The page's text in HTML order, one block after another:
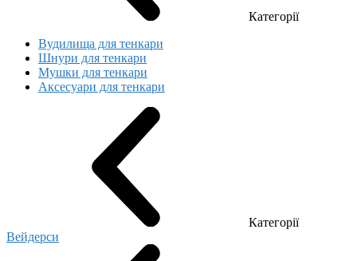
Категорії
Вудилища для тенкари
Шнури для тенкари
Мушки для тенкари
Аксесуари для тенкари
Категорії
Вейдерси